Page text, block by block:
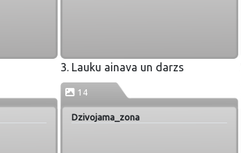
3. Lauku ainava un darzs
14
Dzivojama_zona